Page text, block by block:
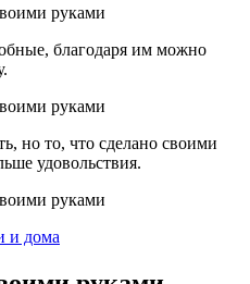
благодаря им можно
но то, что сделано своими
удовольствия.
и дома